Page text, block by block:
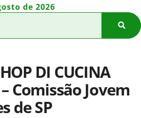
de 2026
DI CUCINA
Comissão Jovem
de SP